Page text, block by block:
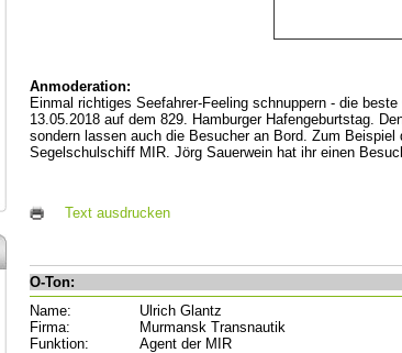
Anmoderation:
Einmal richtiges Seefahrer-Feeling schnuppern - die
13.05.2018 auf dem 829. Hamburger Hafengeburtstag.
sondern lassen auch die Besucher an Bord. Zum
Segelschulschiff MIR. Jörg Sauerwein hat ihr einen
Text ausdrucken
O-Ton:
Name:
Ulrich Glantz
Firma:
Murmansk Transnautik
Funktion:
Agent der MIR